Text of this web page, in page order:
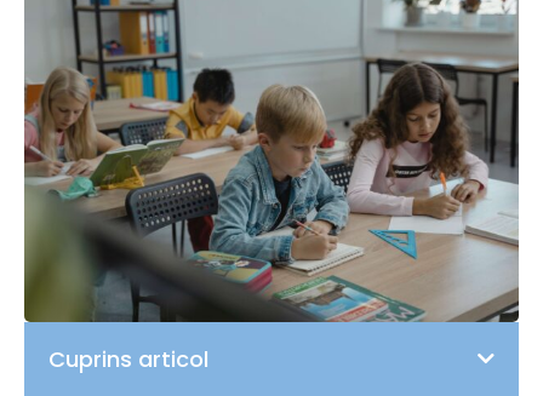
Cuprins articol